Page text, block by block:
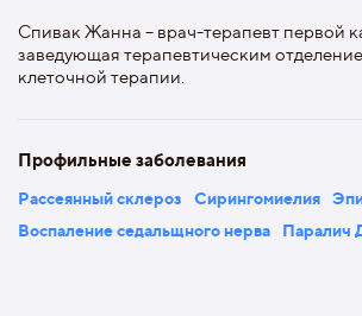
Спивак Жанна – врач-терапевт первой
заведующая терапевтическим
клеточной терапии.
Профильные заболевания
Рассеянный склероз Сирингомиелия
Воспаление седальщного нерва
Паралич